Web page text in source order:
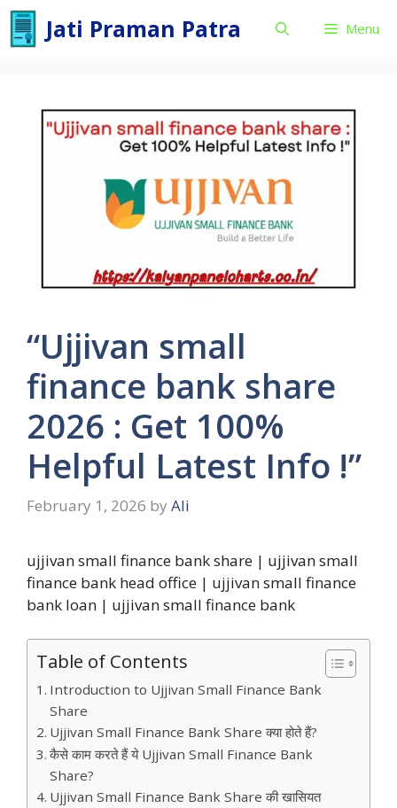
Skip
content
Jati Praman Patra Menu
“Ujjivan small
finance bank share
2026 : Get 100%
Helpful Latest Info !”
February 1, 2026 by Ali
ujjivan small finance bank share | ujjivan small
finance bank head office | ujjivan small finance
bank loan | ujjivan small finance bank
Table of Contents
Introduction to Ujjivan Small Finance Bank
Share
Ujjivan Small Finance Bank Share क्या होते हैं?
कैसे काम करते हैं ये Ujjivan Small Finance Bank
Share?
Ujjivan Small Finance Bank Share की खासियत